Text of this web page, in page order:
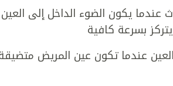
عندما يكون الضوء الداخل إلى
بسرعة كافية
عندما تكون عين المريض